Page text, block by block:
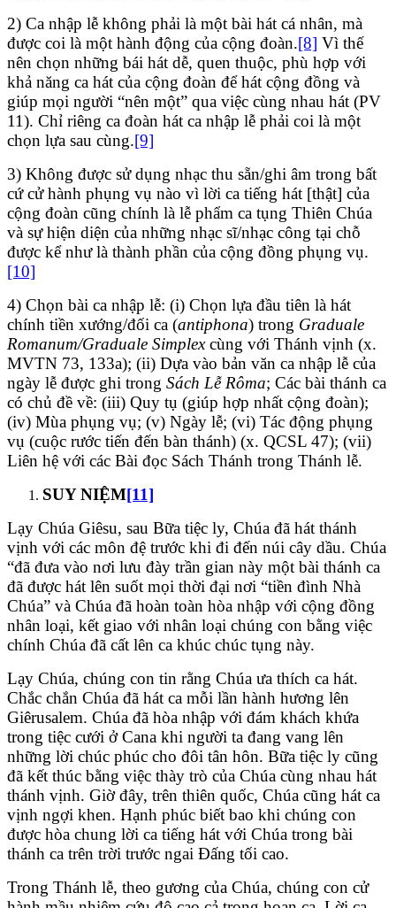
2) Ca nhập lễ không phải là một bài hát cá nhân, mà
được coi là một hành động của cộng đoàn.[8] Vì thế
nên chọn những bái hát dễ, quen thuộc, phù hợp với
khả năng ca hát của cộng đoàn để hát cộng đồng và
giúp mọi người “nên một” qua việc cùng nhau hát (PV
11). Chỉ riêng ca đoàn hát ca nhập lễ phải coi là một
chọn lựa sau cùng.[9]
3) Không được sử dụng nhạc thu sẵn/ghi âm trong bất
cứ cử hành phụng vụ nào vì lời ca tiếng hát [thật] của
cộng đoàn cũng chính là lễ phẩm ca tụng Thiên Chúa
và sự hiện diện của những nhạc sĩ/nhạc công tại chỗ
được kể như là thành phần của cộng đồng phụng vụ.
[10]
4) Chọn bài ca nhập lễ: (i) Chọn lựa đầu tiên là hát
chính tiền xướng/đối ca (antiphona) trong Graduale
Romanum/Graduale Simplexcùng với Thánh vịnh (x.
MVTN 73, 133a); (ii) Dựa vào bản văn ca nhập lễ của
ngày lễ được ghi trong Sách Lễ Rôma; Các bài thánh ca
có chủ đề về: (iii) Quy tụ (giúp hợp nhất cộng đoàn);
(iv) Mùa phụng vụ; (v) Ngày lễ; (vi) Tác động phụng
vụ (cuộc rước tiến đến bàn thánh) (x. QCSL 47); (vii)
Liên hệ với các Bài đọc Sách Thánh trong Thánh lễ.
SUY NIỆM[11]
Lạy Chúa Giêsu, sau Bữa tiệc ly, Chúa đã hát thánh
vịnh với các môn đệ trước khi đi đến núi cây dầu. Chúa
“đã đưa vào nơi lưu đày trần gian này một bài thánh ca
đã được hát lên suốt mọi thời đại nơi “tiền đình Nhà
Chúa” và Chúa đã hoàn toàn hòa nhập với cộng đồng
nhân loại, kết giao với nhân loại chúng con bằng việc
chính Chúa đã cất lên ca khúc chúc tụng này.
Lạy Chúa, chúng con tin rằng Chúa ưa thích ca hát.
Chắc chắn Chúa đã hát ca mỗi lần hành hương lên
Giêrusalem. Chúa đã hòa nhập với đám khách khứa
trong tiệc cưới ở Cana khi người ta đang vang lên
những lời chúc phúc cho đôi tân hôn. Bữa tiệc ly cũng
đã kết thúc bằng việc thày trò của Chúa cùng nhau hát
thánh vịnh. Giờ đây, trên thiên quốc, Chúa cũng hát ca
vịnh ngợi khen. Hạnh phúc biết bao khi chúng con
được hòa chung lời ca tiếng hát với Chúa trong bài
thánh ca trên trời trước ngai Đấng tối cao.
Trong Thánh lễ, theo gương của Chúa, chúng con cử